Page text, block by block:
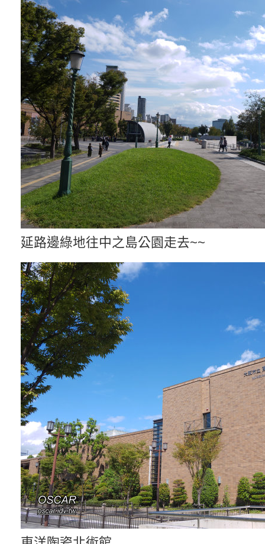
延路邊綠地往中之島公園走去~~